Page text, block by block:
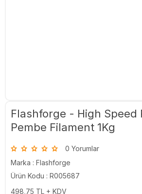
Flashforge - High Speed
Pembe Filament 1Kg
0 Yorumlar
Marka : Flashforge
Ürün Kodu : R005687
498,75 TL + KDV